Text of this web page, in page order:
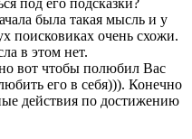
под его подсказки?
была такая мысль и у
поисковиках очень схожи.
в этом нет.
вот чтобы полюбил Вас
его в себя))). Конечно
действия по достижению